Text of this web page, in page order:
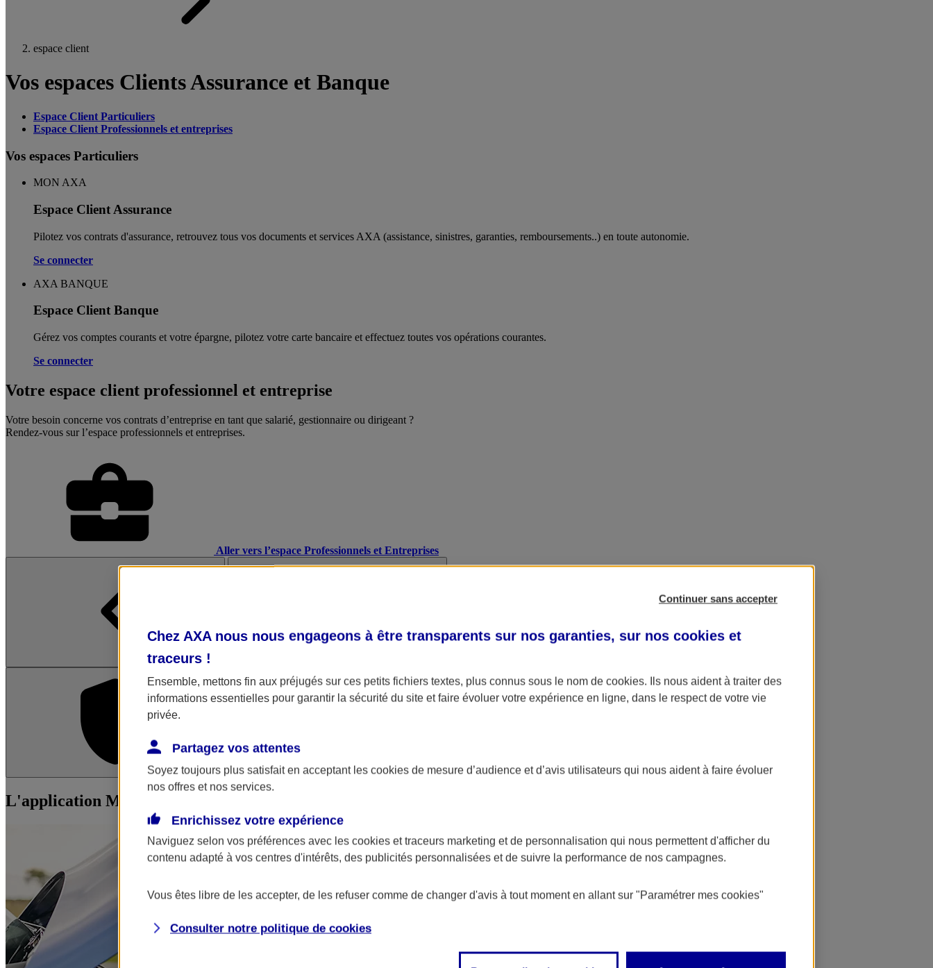
espace client
Vos espaces Clients Assurance et Banque
Espace Client Particuliers
Espace Client Professionnels et entreprises
Vos espaces Particuliers
MON AXA
Espace Client Assurance
Pilotez vos contrats d'assurance, retrouvez tous vos documents et services AXA (assistance, sinistres, garanties, remboursements..) en toute autonomie. ​
Se connecter
AXA BANQUE
Espace Client Banque
Gérez vos comptes courants et votre épargne, pilotez votre carte bancaire et effectuez toutes vos opérations courantes.
Se connecter
Votre espace client professionnel et entreprise
Votre besoin concerne vos contrats d’entreprise en tant que salarié, gestionnaire ou dirigeant ?
Rendez-vous sur l’espace professionnels et entreprises.
Aller vers l’espace Professionnels et Entreprises
L'application Mon AXA Assurance L'application AXA Banque
L'application Mon AXA Assurance, tous vos contrats en poche !
Continuer sans accepter
Chez AXA nous nous engageons à être transparents sur nos garanties, sur nos cookies et
traceurs !
Ensemble, mettons fin aux préjugés sur ces petits fichiers textes, plus connus sous le nom de cookies. Ils nous aident à traiter des
informations essentielles pour garantir la sécurité du site et faire évoluer votre expérience en ligne, dans le respect de votre vie
privée.
Partagez vos attentes
Soyez toujours plus satisfait en acceptant les cookies de mesure d’audience et d’avis utilisateurs qui nous aident à faire évoluer
nos offres et nos services.
Enrichissez votre expérience
Naviguez selon vos préférences avec les cookies et traceurs marketing et de personnalisation qui nous permettent d'afficher du
contenu adapté à vos centres d'intérêts, des publicités personnalisées et de suivre la performance de nos campagnes.
Vous êtes libre de les accepter, de les refuser comme de changer d'avis à tout moment en allant sur "Paramétrer mes cookies"
Consulter notre politique de cookies